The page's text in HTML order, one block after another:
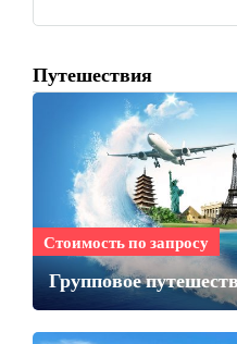
Путешествия
Стоимость по запросу
Групповое